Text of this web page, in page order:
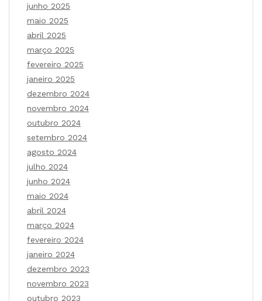
junho 2025
maio 2025
abril 2025
março 2025
fevereiro 2025
janeiro 2025
dezembro 2024
novembro 2024
outubro 2024
setembro 2024
agosto 2024
julho 2024
junho 2024
maio 2024
abril 2024
março 2024
fevereiro 2024
janeiro 2024
dezembro 2023
novembro 2023
outubro 2023